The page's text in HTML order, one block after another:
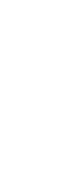
Meanwell
hành từ 2 đến 5
Đạt LED để
Hãy khám phá
khác của chúng
và hỗ trợ tốt nhất: